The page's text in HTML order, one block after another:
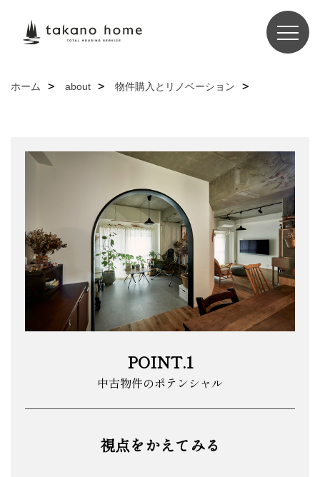
ホーム about 物件購入とリノベーション
POINT.1
中古物件のポテンシャル
視点をかえてみる